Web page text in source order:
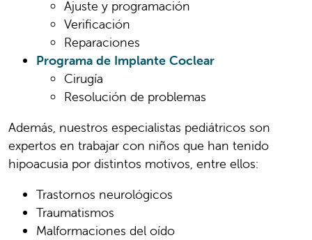
Ajuste y programación
Verificación
Reparaciones
Programa de Implante Coclear
Cirugía
Resolución de problemas
Además, nuestros especialistas pediátricos son
expertos en trabajar con niños que han tenido
hipoacusia por distintos motivos, entre ellos:
Trastornos neurológicos
Traumatismos
Malformaciones del oído